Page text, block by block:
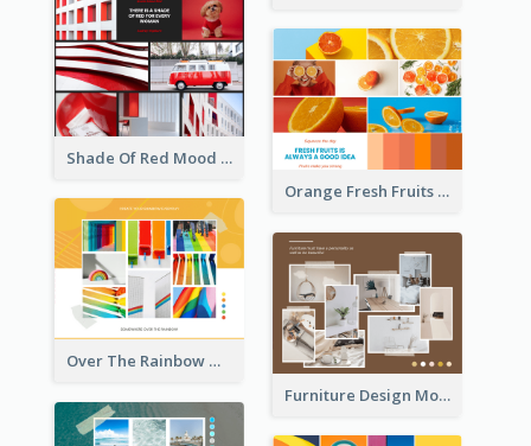
Shade Of Red Mood Board
Orange Fresh Fruits Mood Board
Over The Rainbow Mood Board
Furniture Design Mood Board